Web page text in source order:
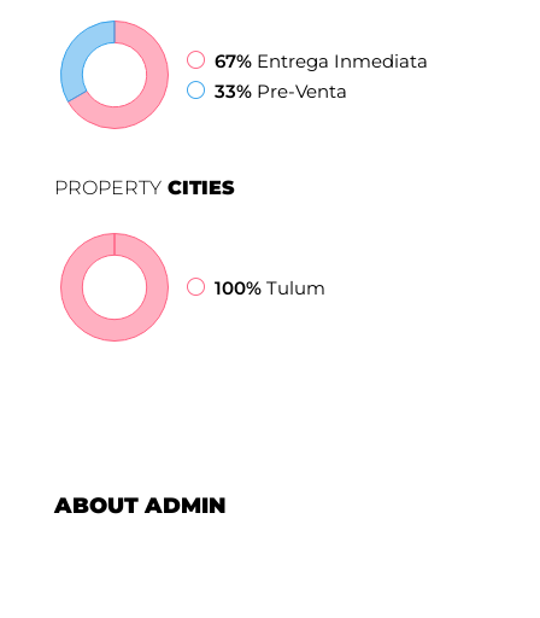
67% Entrega Inmediata
33% Pre-Venta
PROPERTY CITIES
100% Tulum
ABOUT ADMIN